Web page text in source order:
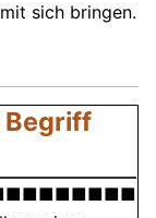
sich bringen.
Begriff